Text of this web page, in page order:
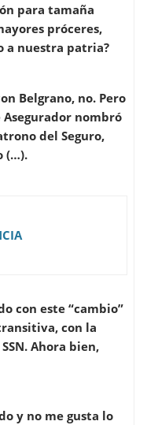
para tamaña
próceres,
a nuestra patria?
Belgrano, no. Pero
nombró
del Seguro,
(…).
con este “cambio”
con la
Ahora bien,
y no me gusta lo